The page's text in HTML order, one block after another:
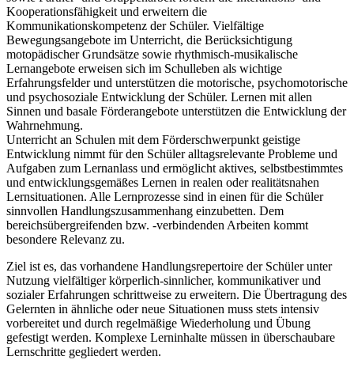
Kooperationsfähigkeit und erweitern die
Kommunikationskompetenz der Schüler. Vielfältige
Bewegungsangebote im Unterricht, die Berücksichtigung
motopädischer Grundsätze sowie rhythmisch-musikalische
Lernangebote erweisen sich im Schulleben als wichtige
Erfahrungsfelder und unterstützen die motorische, psychomotorische
und psychosoziale Entwicklung der Schüler. Lernen mit allen
Sinnen und basale Förderangebote unterstützen die Entwicklung der
Wahrnehmung.
Unterricht an Schulen mit dem Förderschwerpunkt geistige
Entwicklung nimmt für den Schüler alltagsrelevante Probleme und
Aufgaben zum Lernanlass und ermöglicht aktives, selbstbestimmtes
und entwicklungsgemäßes Lernen in realen oder realitätsnahen
Lernsituationen. Alle Lernprozesse sind in einen für die Schüler
sinnvollen Handlungszusammenhang einzubetten. Dem
bereichsübergreifenden bzw. -verbindenden Arbeiten kommt
besondere Relevanz zu.
Ziel ist es, das vorhandene Handlungsrepertoire der Schüler unter
Nutzung vielfältiger körperlich-sinnlicher, kommunikativer und
sozialer Erfahrungen schrittweise zu erweitern. Die Übertragung des
Gelernten in ähnliche oder neue Situationen muss stets intensiv
vorbereitet und durch regelmäßige Wiederholung und Übung
gefestigt werden. Komplexe Lerninhalte müssen in überschaubare
Lernschritte gegliedert werden.